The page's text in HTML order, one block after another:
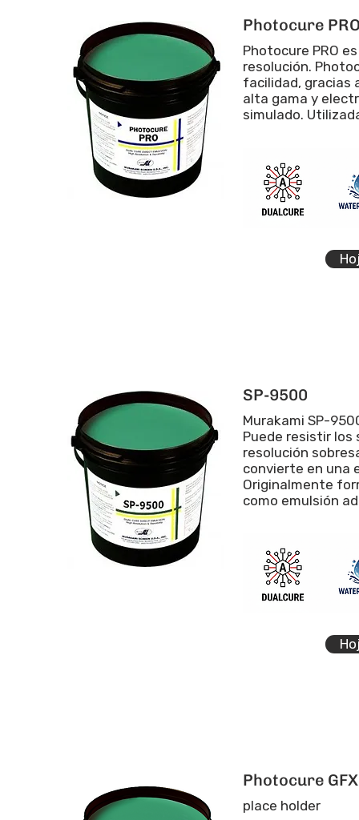
Photocure
Photocure PRO
resolución.
facilidad, gracias
alta gama y
simulado.
SP-9500
Murakami SP-
Puede resistir
resolución
convierte en una
Originalmente
como emulsión
Photocure GFX
place holder